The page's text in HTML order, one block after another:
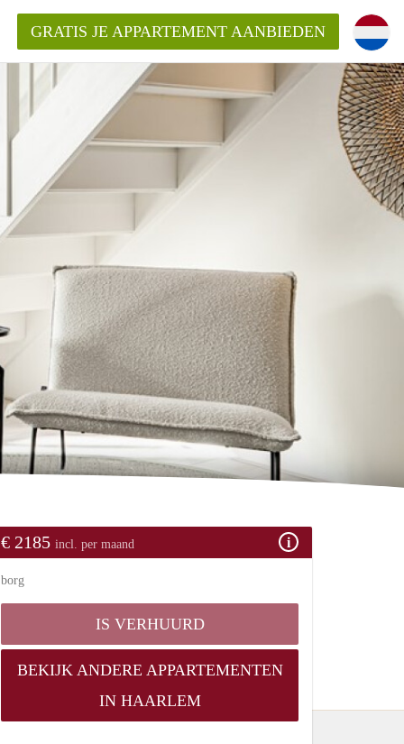
in Haarlem?
GRATIS JE APPARTEMENT AANBIEDEN
€ 2185 incl. per maand
borg
IS VERHUURD
BEKIJK ANDERE APPARTEMENTEN
IN HAARLEM